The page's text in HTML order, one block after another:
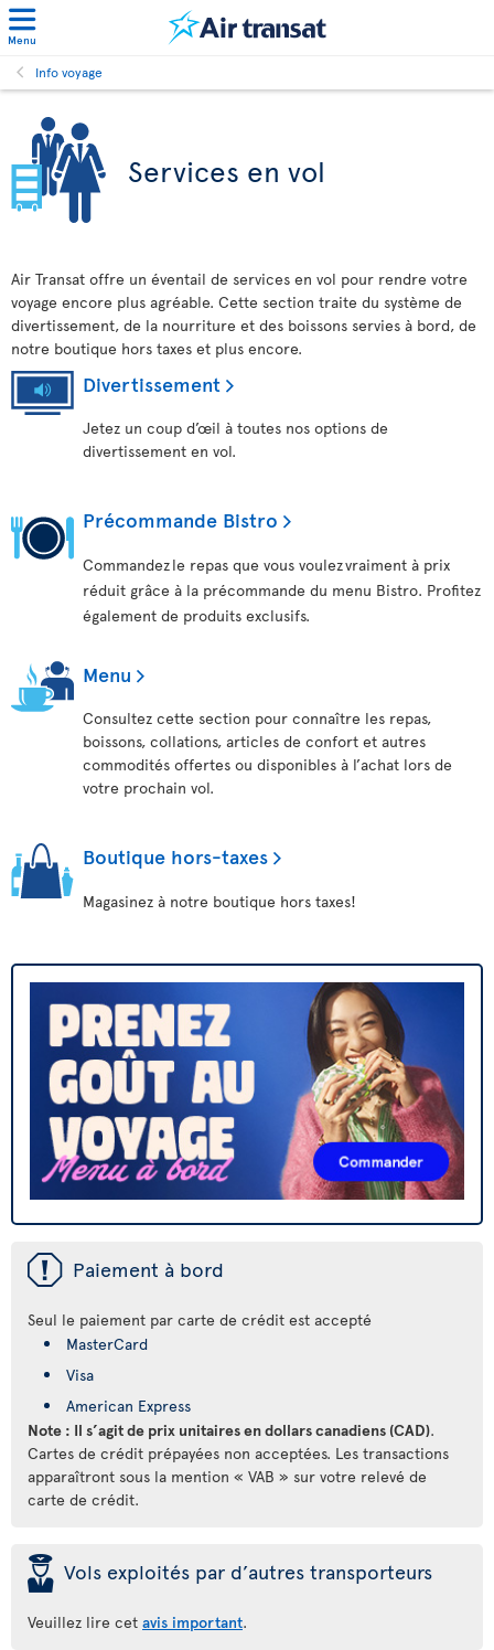
Menu
Info voyage
Services en vol
Air Transat offre un éventail de services en vol pour rendre votre
voyage encore plus agréable. Cette section traite du système de
divertissement, de la nourriture et des boissons servies à bord, de
notre boutique hors taxes et plus encore.
Divertissement
Jetez un coup d’œil à toutes nos options de
divertissement en vol.
Précommande Bistro
Commandez le repas que vous voulez vraiment à prix
réduit grâce à la précommande du menu Bistro. Profitez
également de produits exclusifs.
Menu
Consultez cette section pour connaître les repas,
boissons, collations, articles de confort et autres
commodités offertes ou disponibles à l’achat lors de
votre prochain vol.
Boutique hors-taxes
Magasinez à notre boutique hors taxes!
ü Paiement à bord
Seul le paiement par carte de crédit est accepté
MasterCard
Visa
American Express
Note : Il s’agit de prix unitaires en dollars canadiens (CAD).
Cartes de crédit prépayées non acceptées. Les transactions
apparaîtront sous la mention « VAB » sur votre relevé de
carte de crédit.
þ Vols exploités par d’autres transporteurs
Veuillez lire cet avis important.